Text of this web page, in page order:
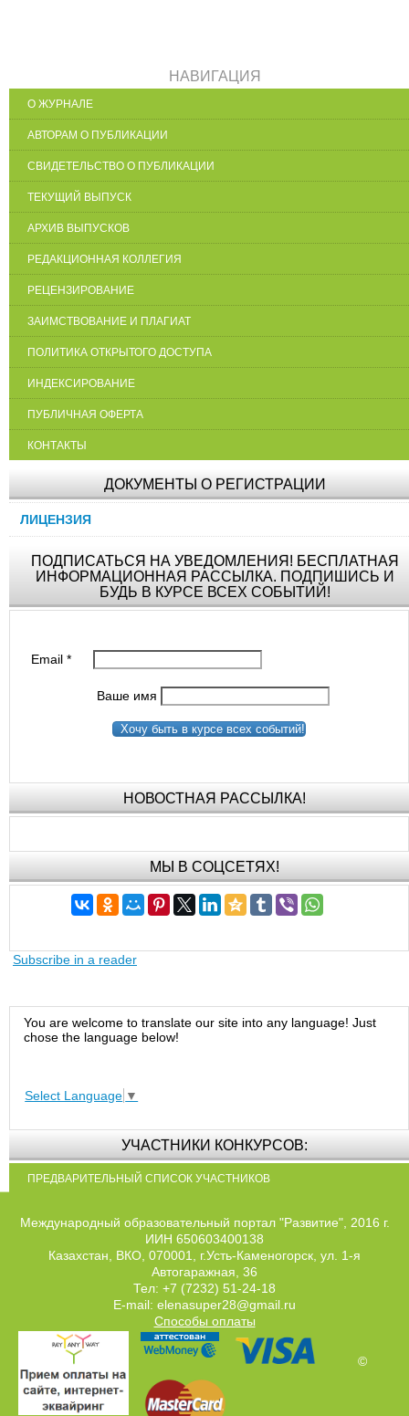
НАВИГАЦИЯ
О ЖУРНАЛЕ
АВТОРАМ О ПУБЛИКАЦИИ
СВИДЕТЕЛЬСТВО О ПУБЛИКАЦИИ
ТЕКУЩИЙ ВЫПУСК
АРХИВ ВЫПУСКОВ
РЕДАКЦИОННАЯ КОЛЛЕГИЯ
РЕЦЕНЗИРОВАНИЕ
ЗАИМСТВОВАНИЕ И ПЛАГИАТ
ПОЛИТИКА ОТКРЫТОГО ДОСТУПА
ИНДЕКСИРОВАНИЕ
ПУБЛИЧНАЯ ОФЕРТА
КОНТАКТЫ
ДОКУМЕНТЫ О РЕГИСТРАЦИИ
ЛИЦЕНЗИЯ
ПОДПИСАТЬСЯ НА УВЕДОМЛЕНИЯ! БЕСПЛАТНАЯ
ИНФОРМАЦИОННАЯ РАССЫЛКА. ПОДПИШИСЬ И
БУДЬ В КУРСЕ ВСЕХ СОБЫТИЙ!
Email*
Ваше имя
Хочу быть в курсе всех событий!
НОВОСТНАЯ РАССЫЛКА!
МЫ В СОЦСЕТЯХ!
Subscribe in a reader
You are welcome to translate our site into any language! Just
chose the language below!
Select Language ▼
УЧАСТНИКИ КОНКУРСОВ:
ПРЕДВАРИТЕЛЬНЫЙ СПИСОК УЧАСТНИКОВ
Международный образовательный портал "Развитие", 2016 г.
ИИН 650603400138
Казахстан, ВКО, 070001, г.Усть-Каменогорск, ул. 1-я
Автогаражная, 36
Тел: +7 (7232) 51-24-18
E-mail: elenasuper28@gmail.ru
Способы оплаты
©